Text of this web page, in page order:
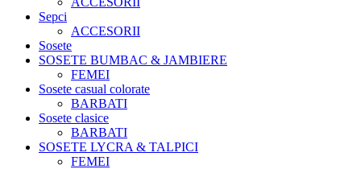
Sepci
ACCESORII
Sosete
SOSETE BUMBAC & JAMBIERE
FEMEI
Sosete casual colorate
BARBATI
Sosete clasice
BARBATI
SOSETE LYCRA & TALPICI
FEMEI